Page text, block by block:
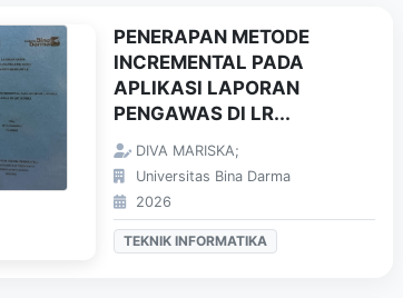
PENERAPAN METODE
INCREMENTAL PADA
APLIKASI LAPORAN
PENGAWAS DI LR...
DIVA MARISKA;
Universitas Bina Darma
2026
TEKNIK INFORMATIKA